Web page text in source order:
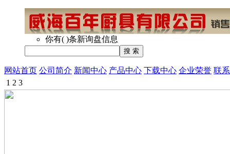
你有( )条新询盘信息
网站首页 公司简介 新闻中心 产品中心 下载中心 企业荣誉 联
1 2 3